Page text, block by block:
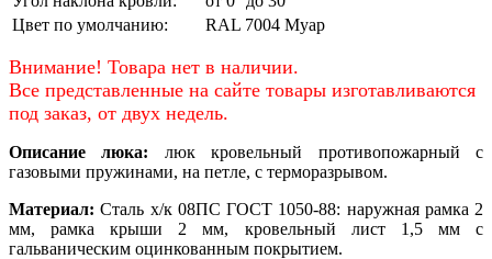
Цвет по умолчанию:
RAL 7004 Муар
Внимание! Товара нет в наличии.
Все представленные на сайте товары изготавливаются
под заказ, от двух недель.
Описание люка: люк кровельный противопожарный с
газовыми пружинами, на петле, с терморазрывом.
Материал: Сталь х/к 08ПС ГОСТ 1050-88: наружная рамка 2
мм, рамка крыши 2 мм, кровельный лист 1,5 мм с
гальваническим оцинкованным покрытием.